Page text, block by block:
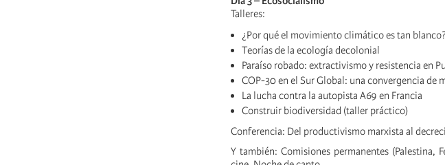
Talleres:
¿Por qué el movimiento climático es tan blanco?
Teorías de la ecología decolonial
Paraíso robado: extractivismo y resistencia en
COP-30 en el Sur Global: una convergencia de
La lucha contra la autopista A69 en Francia
Construir biodiversidad (taller práctico)
Conferencia: Del productivismo marxista al
Y también: Comisiones permanentes (Palestina,